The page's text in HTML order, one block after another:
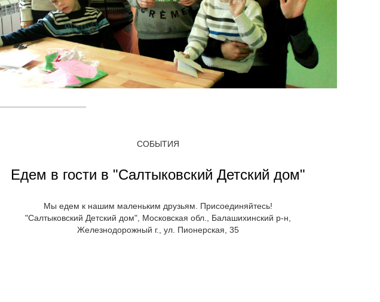
СОБЫТИЯ
Едем в гости в "Салтыковский Детский дом"
Мы едем к нашим маленьким друзьям. Присоединяйтесь!
"Салтыковский Детский дом", Московская обл., Балашихинский р-н,
Железнодорожный г., ул. Пионерская, 35